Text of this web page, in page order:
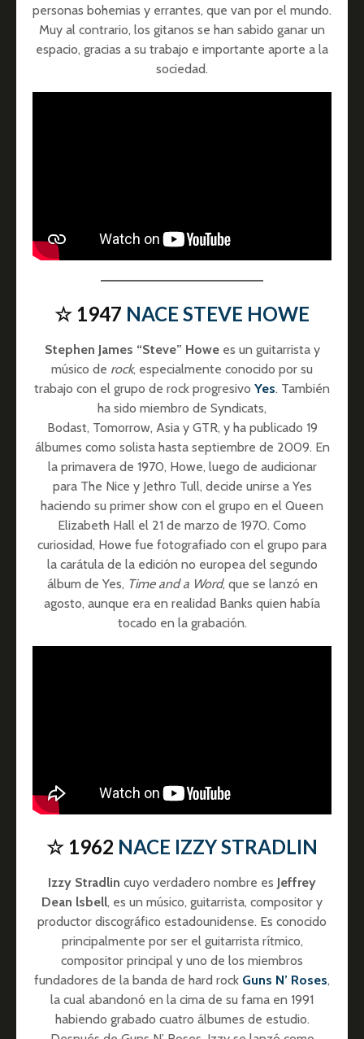
personas bohemias y errantes, que van por el mundo.
Muy al contrario, los gitanos se han sabido ganar un
espacio, gracias a su trabajo e importante aporte a la
sociedad.
☆ 1947 NACE STEVE HOWE
Stephen James “Steve” Howees un guitarrista y
músico de rock, especialmente conocido por su
trabajo con el grupo de rock progresivo Yes. También
ha sido miembro de Syndicats,
Bodast, Tomorrow, Asia y GTR, y ha publicado 19
álbumes como solista hasta septiembre de 2009. En
la primavera de 1970, Howe, luego de audicionar
para The Nice y Jethro Tull, decide unirse a Yes
haciendo su primer show con el grupo en el Queen
Elizabeth Hall el 21 de marzo de 1970. Como
curiosidad, Howe fue fotografiado con el grupo para
la carátula de la edición no europea del segundo
álbum de Yes, Time and a Word, que se lanzó en
agosto, aunque era en realidad Banks quien había
tocado en la grabación.
☆ 1962 NACE IZZY STRADLIN
Izzy Stradlin cuyo verdadero nombre es Jeffrey
Dean lsbell, es un músico, guitarrista, compositor y
productor discográfico estadounidense. Es conocido
principalmente por ser el guitarrista rítmico,
compositor principal y uno de los miembros
fundadores de la banda de hard rock Guns N’ Roses,
la cual abandonó en la cima de su fama en 1991
habiendo grabado cuatro álbumes de estudio.